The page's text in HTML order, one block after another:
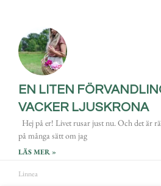
EN LITEN
VACKER LJUSKRONA
Hej på er! Livet rusar just nu. Och det är
på många sätt om jag
LÄS MER »
Linnea